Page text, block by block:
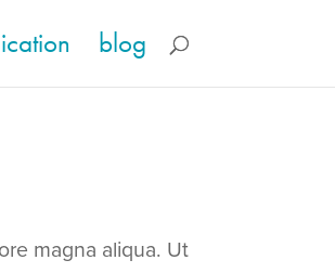
blog
magna aliqua. Ut